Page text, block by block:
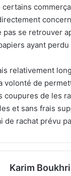
pas se retrouver
ayant
relativement
volonté de
coupures de les
et sans frais
de rachat prévu
Karim